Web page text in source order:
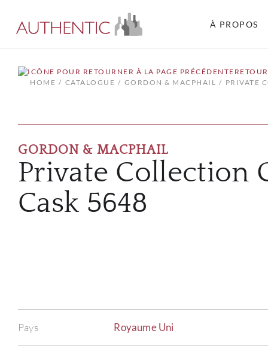
À PROPOS
HOME
CATALOGUE GORDON & MACPHAIL PRIVATE
GORDON & MACPHAIL
Private Collection
Cask 5648
Pays Royaume Uni